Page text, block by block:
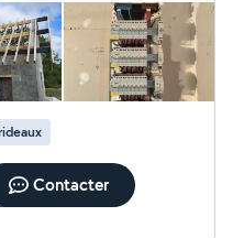
La
pour 16 h et je n’ai
vu. J’aurais
l’annulation plutôt que
jeudi, alors que
mais un
est
Dommage, car
juger la qualité de son
et de communication,
Contacter